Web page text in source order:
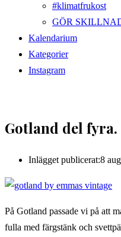
#klimatfrukost
GÖR
Kalendarium
Kategorier
Instagram
Gotland del fyra.
Inlägget publicerat:8
På Gotland passade vi på att
fulla med färgstänk och